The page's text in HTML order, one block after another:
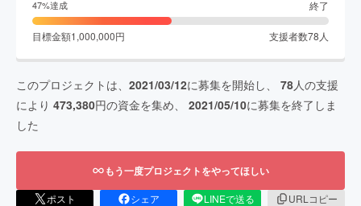
47%達成 終了
目標金額1,000,000円 支援者数78 人
このプロジェクトは、 2021/03/12に募集を開始し、 78人の支援
により 473,380円の資金を集め、 2021/05/10に募集を終了しま
した
もう一度プロジェクトをやってほしい
ポスト シェア LINEで送る
URLコピー